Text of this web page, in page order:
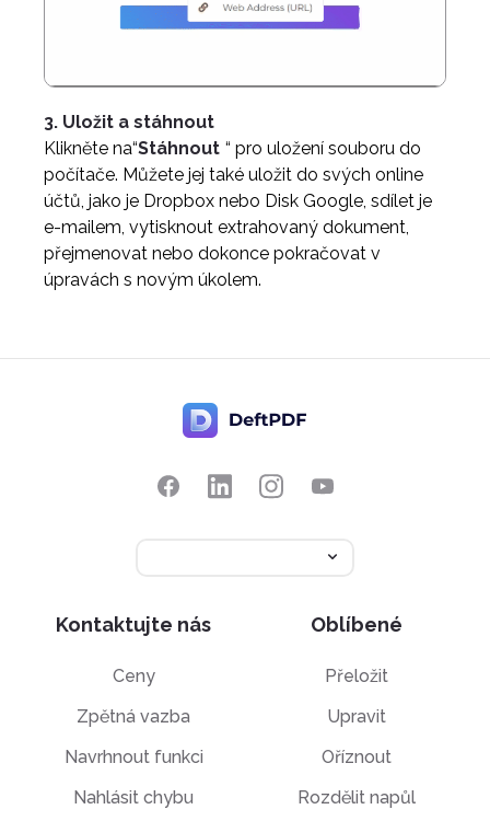
3. Uložit a stáhnout
Klikněte na“Stáhnout “ pro uložení souboru do
počítače. Můžete jej také uložit do svých online
účtů, jako je Dropbox nebo Disk Google, sdílet je
e-mailem, vytisknout extrahovaný dokument,
přejmenovat nebo dokonce pokračovat v
úpravách s novým úkolem.
Kontaktujte nás
Ceny
Zpětná vazba
Navrhnout funkci
Nahlásit chybu
Oblíbené
Přeložit
Upravit
Oříznout
Rozdělit napůl